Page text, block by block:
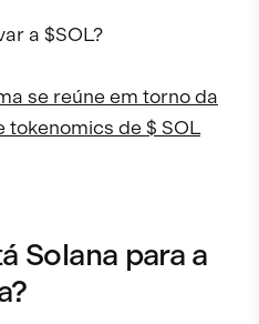
a $SOL?
se reúne em torno da
de $ SOL
Solana para a